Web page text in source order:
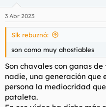
e
s
3 Abr 2023
Slk rebuznó:
son como muy ahostiables
Son chavales con ganas
nadie, una generación que
persona la mediocridad
pataleta.